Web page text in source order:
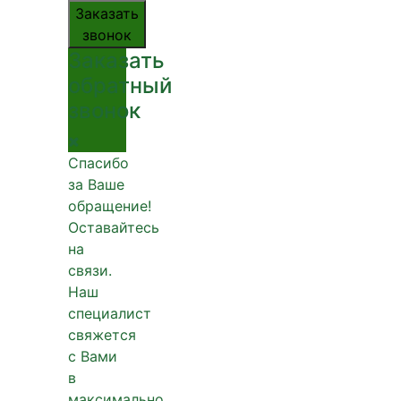
Заказать
звонок
Заказать
обратный
звонок
Спасибо
за Ваше
обращение!
Оставайтесь
на
связи.
Наш
специалист
свяжется
с Вами
в